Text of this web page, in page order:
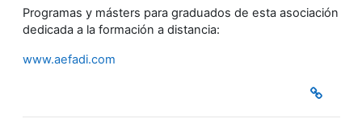
Programas y másters para graduados de esta asociación
dedicada a la formación a distancia:
www.aefadi.com